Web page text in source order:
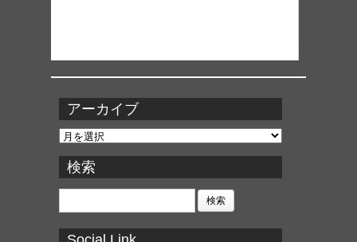
アーカイブ
ア
カ
イ
ブ
検索
検